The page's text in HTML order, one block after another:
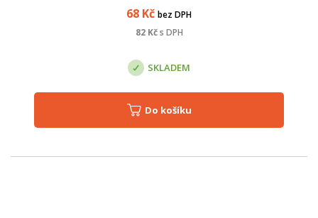
68 Kč bez DPH
82Kč s DPH
SKLADEM
Do košíku